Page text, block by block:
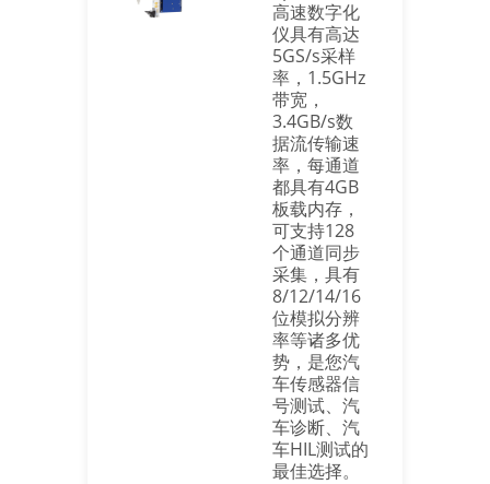
高速数字化
仪具有高达
5GS/s采样
率，1.5GHz
带宽，
3.4GB/s数
据流传输速
率，每通道
都具有4GB
板载内存，
可支持128
个通道同步
采集，具有
8/12/14/16
位模拟分辨
率等诸多优
势，是您汽
车传感器信
号测试、汽
车诊断、汽
车HIL测试的
最佳选择。